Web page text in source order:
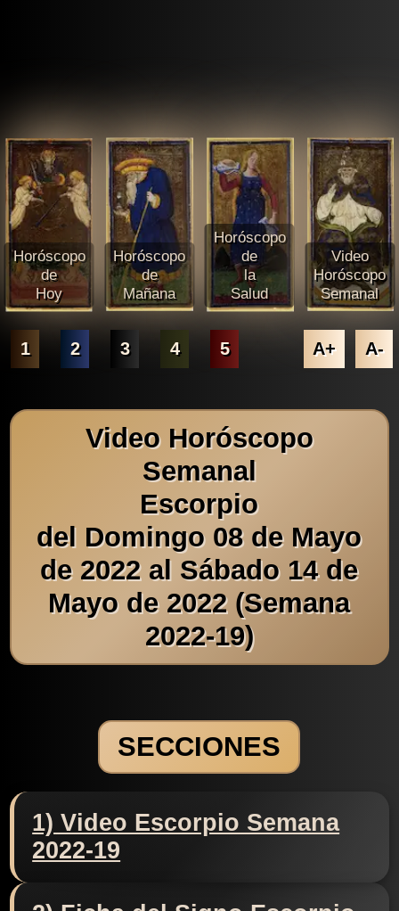
Horóscopo
de
Hoy
Horóscopo
de
Mañana
Horóscopo
de
la
Salud
Video
Horóscopo
Semanal
1 2 3 4 5 A+ A-
Video Horóscopo
Semanal
Escorpio
del Domingo 08 de Mayo
de 2022 al Sábado 14 de
Mayo de 2022 (Semana
2022-19)
SECCIONES
1) Video Escorpio Semana
2022-19